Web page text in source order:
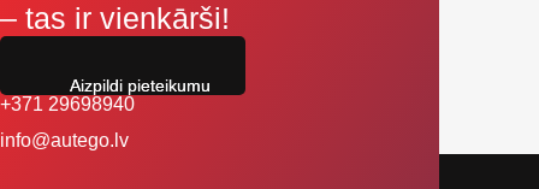
– tas ir vienkārši!
+371 29698940
info@autego.lv